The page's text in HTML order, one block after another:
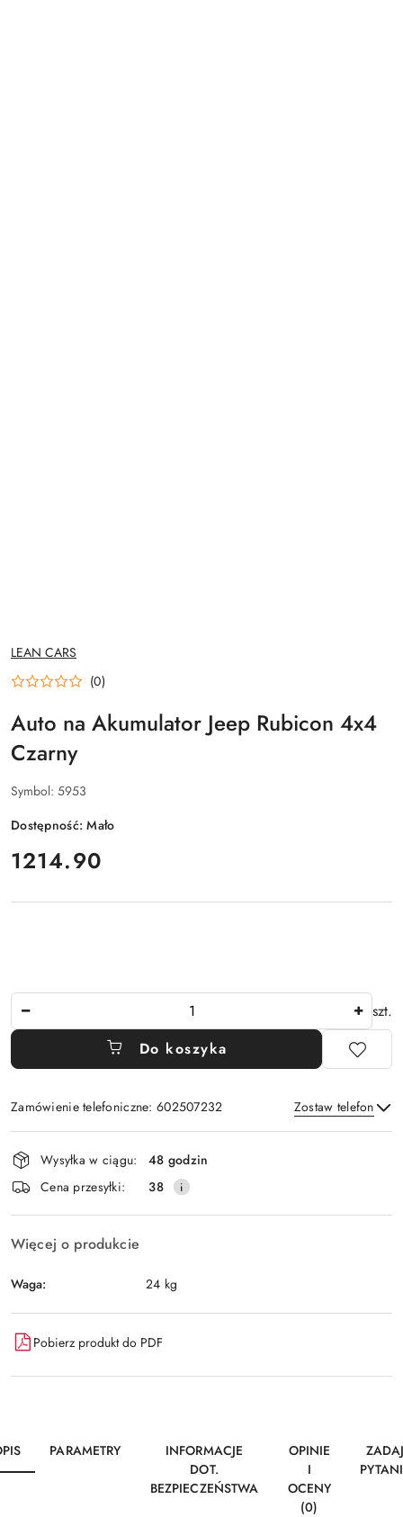
NAZWA
PRODUCENTA:
LEAN CARS
(0)
Auto na Akumulator Jeep Rubicon 4x4
Czarny
Symbol: 5953
Dostępność:Mało
cena:
1214.90
szt.
Do koszyka
Zamówienie telefoniczne: 602507232 Zostaw telefon
Wyślij
Dostępność
i
dostawa
Wysyłka w ciągu:
48 godzin
Cena przesyłki:
38
Więcej o produkcie
Waga: 24 kg
Pobierz produkt do PDF
PARAMETRY
INFORMACJE
DOT.
BEZPIECZEŃSTWA
OPINIE
I
OCENY
(0)